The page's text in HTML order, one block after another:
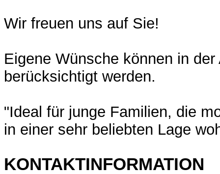
Wir freuen uns auf Sie!
Eigene Wünsche können in
berücksichtigt werden.
"Ideal für junge Familien, die
in einer sehr beliebten Lage
KONTAKTINFORMATION